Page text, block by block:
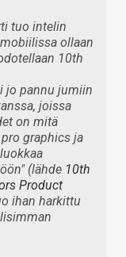
tuo intelin
ollaan
10th
jo pannu jumiin
joissa
on mitä
graphics ja
(lähde 10th
Product
ihan harkittu